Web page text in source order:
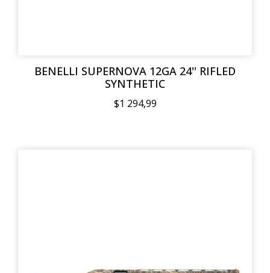
BENELLI SUPERNOVA 12GA 24'' RIFLED
SYNTHETIC
$1 294,99